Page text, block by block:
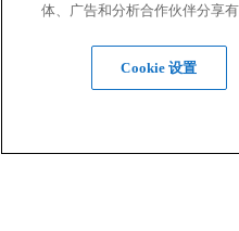
行业应用
体、广告和分析合作伙伴分享
Cookie 设置